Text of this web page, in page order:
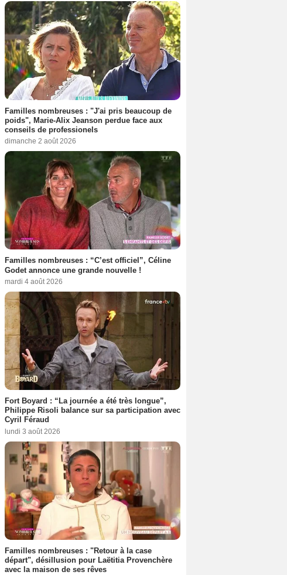
Familles nombreuses : "J'ai pris beaucoup de
poids", Marie-Alix Jeanson perdue face aux
conseils de professionels
dimanche 2 août 2026
Familles nombreuses : “C’est officiel”, Céline
Godet annonce une grande nouvelle !
mardi 4 août 2026
Fort Boyard : “La journée a été très longue”,
Philippe Risoli balance sur sa participation avec
Cyril Féraud
lundi 3 août 2026
Familles nombreuses : "Retour à la case
départ", désillusion pour Laëtitia Provenchère
avec la maison de ses rêves